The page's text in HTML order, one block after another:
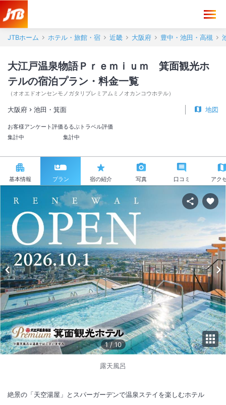
JTBホーム ホテル・旅館・宿 近畿 大阪府 豊中・池田・高槻
大江戸温泉物語Ｐｒｅｍｉｕｍ 箕面観光ホ
テルの宿泊プラン・料金一覧
（ オオエドオンセンモノガタリプレミアムミノオカンコウホテル）
大阪府 池田・箕面 地図
お客様アンケート評価
集計中
るるぶトラベル評価
集計中
基本情報 プラン 宿の紹介 写真 口コミ アク
1 /10
露天風呂
絶景の「天空湯屋」とスパーガーデンで温泉ステイを楽しむホテル